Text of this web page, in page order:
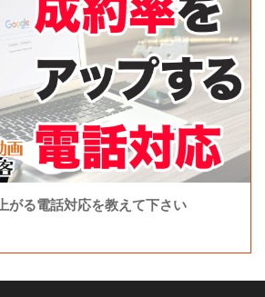
がる電話対応を教えて下さい